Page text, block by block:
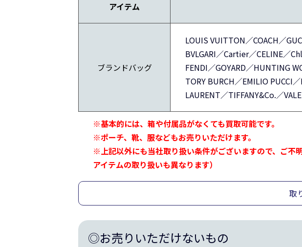
アイテム
ブランドバッグ
LOUIS VUITTON／COACH／
BVLGARI／Cartier／CELINE／
FENDI／GOYARD／HUNTING
TORY BURCH／EMILIO PUCCI
LAURENT／TIFFANY&Co.／
※基本的には、箱や付属品がなくても買取可能です。
※ポーチ、靴、服などもお売りいただけます。
※上記以外にも当社取り扱い条件がございますので、ご不
アイテムの取り扱いも異なります）
取
◎お売りいただけないもの